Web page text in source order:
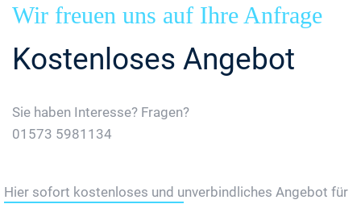
Wir freuen uns auf Ihre Anfrage
Kostenloses Angebot
Sie haben Interesse? Fragen?
01573 5981134
Hier sofort kostenloses und unverbindliches Angebot für